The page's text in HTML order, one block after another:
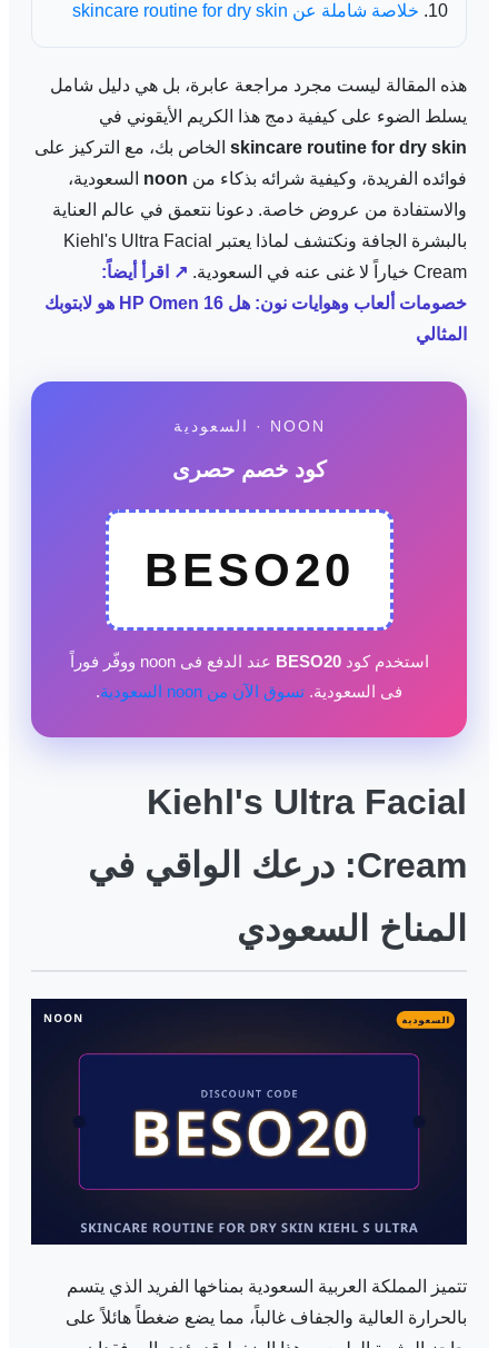
خلاصة شاملة عن skincare routine for dry skin
هذه المقالة ليست مجرد مراجعة عابرة، بل هي دليل شامل
يسلط الضوء على كيفية دمج هذا الكريم الأيقوني في
skincare routine for dry skin الخاص بك، مع التركيز على
فوائده الفريدة، وكيفية شرائه بذكاء من noon السعودية،
والاستفادة من عروض خاصة. دعونا نتعمق في عالم العناية
بالبشرة الجافة ونكتشف لماذا يعتبر Kiehl's Ultra Facial
Cream خياراً لا غنى عنه في السعودية.
↗ اقرأ أيضاً:
خصومات ألعاب وهوايات نون: هل HP Omen 16 هو لابتوبك
المثالي
NOON · السعودية
كود خصم حصرى
BESO20
استخدم كودBESO20
عند الدفع فى noon ووفّر فوراً
فى السعودية. تسوق الآن من noon السعودية .
Kiehl's Ultra Facial
Cream: درعك الواقي في
المناخ السعودي
تتميز المملكة العربية السعودية بمناخها الفريد الذي يتسم
بالحرارة العالية والجفاف غالباً، مما يضع ضغطاً هائلاً على